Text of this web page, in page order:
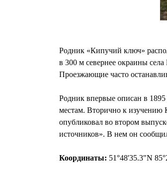
Родник «Кипучий ключ»
в 300 м севернее окраины
Проезжающие часто
Родник впервые описан в
местам. Вторично к изучению
опубликовал во втором
источников». В нем он
Координаты: 51°48'35.3"N